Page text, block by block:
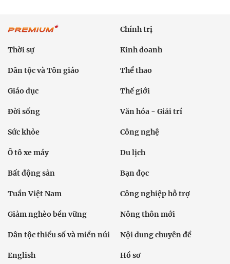
Chính trị
Thời sự Kinh doanh
Dân tộc và Tôn giáo Thể thao
Giáo dục Thế giới
Đời sống Văn hóa - Giải trí
Sức khỏe Công nghệ
Ô tô xe máy Du lịch
Bất động sản Bạn đọc
Tuần Việt Nam Công nghiệp hỗ trợ
Giảm nghèo bền vững Nông thôn mới
Dân tộc thiểu số và miền núi Nội dung chuyên đề
English Hồ sơ